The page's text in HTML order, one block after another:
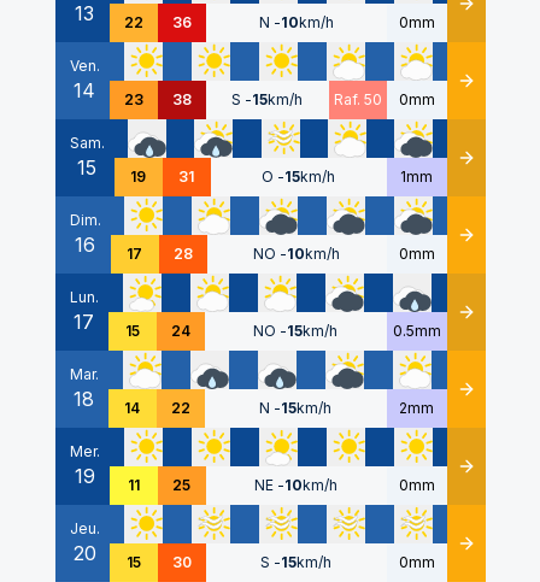
13 22 36 N -10km/h 0mm Détails
Ven.
14 23 38 S -15km/h Raf. 50 0mm Détails
Sam.
15 19 31 O -15km/h 1mm Détails
Dim.
16 17 28 NO -10km/h 0mm Détails
Lun.
17 15 24 NO -15km/h 0.5mm Détails
Mar.
18 14 22 N -15km/h 2mm Détails
Mer.
19 11 25 NE -10km/h 0mm Détails
Jeu.
20 15 30 S -15km/h 0mm Détails